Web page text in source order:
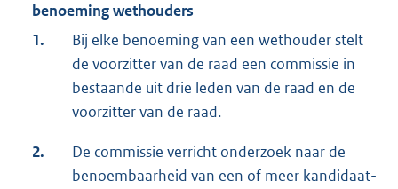
benoeming wethouders
1.
Bij elke benoeming van een wethouder stelt
de voorzitter van de raad een commissie in
bestaande uit drie leden van de raad en de
voorzitter van de raad.
2.
De commissie verricht onderzoek naar de
benoembaarheid van een of meer kandidaat-